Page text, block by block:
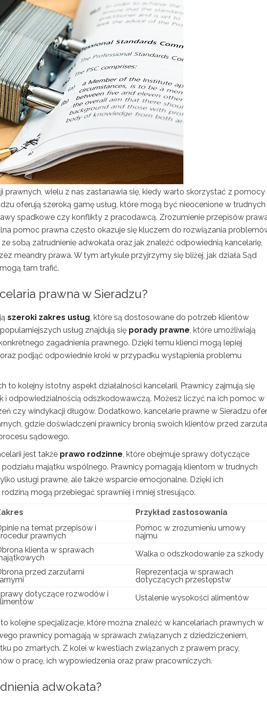
wielu z nas zastanawia się, kiedy warto skorzystać z pomocy
oferują szeroką gamę usług, które mogą być nieocenione w trudnych
spadkowe czy konflikty z pracodawcą. Zrozumienie przepisów
pomoc prawna często okazuje się kluczem do rozwiązania
sobą zatrudnienie adwokata oraz jak znaleźć odpowiednią kancelarię,
meandry prawa. W tym artykule przyjrzymy się bliżej, jak działa Sąd
tam trafić.
prawna w Sieradzu?
szeroki zakres usług, które są dostosowane do potrzeb klientów
usług znajdują się porady prawne, które umożliwiają
zagadnienia prawnego. Dzięki temu klienci mogą lepiej
podjąć odpowiednie kroki w przypadku wystąpienia problemu
to kolejny istotny aspekt działalności kancelarii. Prawnicy zajmują się
i odpowiedzialnością odszkodowawczą. Możesz liczyć na ich pomoc w
czy windykacji długów. Dodatkowo, kancelarie prawne w Sieradzu
gdzie doświadczeni prawnicy bronią swoich klientów przed
sądowego.
jest także prawo rodzinne, które obejmuje sprawy dotyczące
majątku wspólnego. Prawnicy pomagają klientom w trudnych
usługi prawne, ale także wsparcie emocjonalne. Dzięki ich
mogą przebiegać sprawniej i mniej stresująco.
Przykład zastosowania
na temat przepisów i
prawnych
Pomoc w zrozumieniu umowy
najmu
klienta w sprawach
Walka o odszkodowanie za szkody
przed zarzutami
Reprezentacja w sprawach
dotyczących przestępstw
dotyczące rozwodów i
Ustalenie wysokości alimentów
kolejne specjalizacje, które można znaleźć w kancelariach prawnych w
prawnicy pomagają w sprawach związanych z dziedziczeniem,
po zmarłych. Z kolei w kwestiach związanych z prawem pracy,
o pracę, ich wypowiedzenia oraz praw pracowniczych.
adwokata?